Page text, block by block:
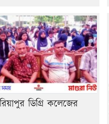
ডিগ্রি কলেজের